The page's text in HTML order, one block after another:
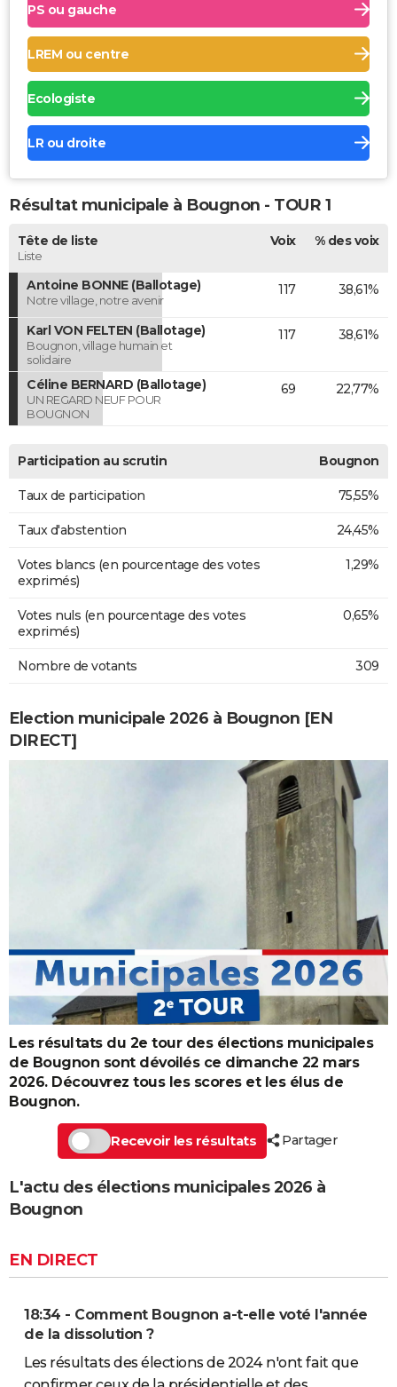
PS ou gauche
LREM ou centre
Ecologiste
LR ou droite
Résultat municipale à Bougnon - TOUR 1
Tête de liste
Liste
Voix % des voix
Antoine BONNE (Ballotage)
Notre village, notre avenir
117 38,61%
Karl VON FELTEN (Ballotage)
Bougnon, village humain et
solidaire
117 38,61%
Céline BERNARD (Ballotage)
UN REGARD NEUF POUR
BOUGNON
69 22,77%
Participation au scrutin Bougnon
Taux de participation 75,55%
Taux d'abstention 24,45%
Votes blancs (en pourcentage des votes
exprimés)
1,29%
Votes nuls (en pourcentage des votes
exprimés)
0,65%
Nombre de votants 309
Election municipale 2026 à Bougnon [EN
DIRECT]
Les résultats du 2e tour des élections municipales
de Bougnon sont dévoilés ce dimanche 22 mars
2026. Découvrez tous les scores et les élus de
Bougnon.
Recevoir les résultats Partager
L'actu des élections municipales 2026 à
Bougnon
EN DIRECT
18:34 - Comment Bougnon a-t-elle voté l'année
de la dissolution ?
Les résultats des élections de 2024 n'ont fait que